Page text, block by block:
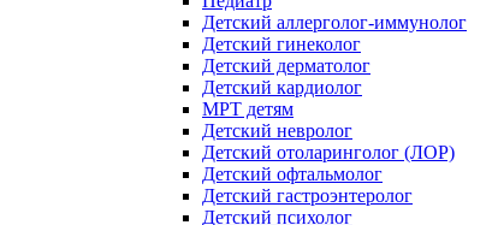
Детский аллерголог-иммунолог
Детский гинеколог
Детский дерматолог
Детский кардиолог
МРТ детям
Детский невролог
Детский отоларинголог (ЛОР)
Детский офтальмолог
Детский гастроэнтеролог
Детский психолог